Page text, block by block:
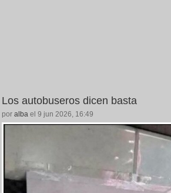
Los autobuseros dicen basta
por alba el 9 jun 2026, 16:49